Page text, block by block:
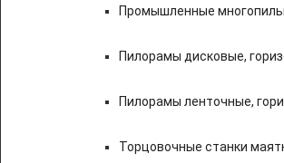
Промышленные
Пилорамы дисковые,
Пилорамы ленточные,
Торцовочные станки